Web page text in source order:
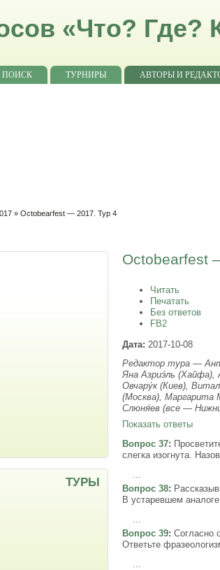
«Что? Где?
ПОИСК ТУРНИРЫ АВТОРЫ И
» Octobearfest — 2017. Тур 4
Octobearfest
Читать
Печатать
Без ответов
FB2
Дата: 2017-10-08
Редактор тура —
Яна Азриэ́ль (Хайфа),
Овчару́к (Киев),
(Москва), Маргарита
Слюня́ев (все —
Показать ответы
Вопрос 37:
слегка изогнута.
Вопрос 38:
В устаревшем
Вопрос 39: Согласно
Ответьте
ТУРЫ